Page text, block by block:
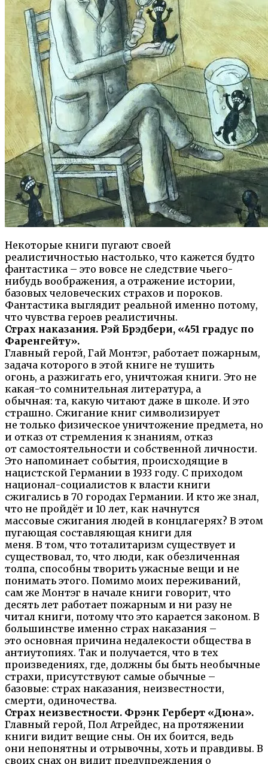
Некоторые книги пугают своей
реалистичностью настолько, что кажется будто
фантастика – это вовсе не следствие чьего-
нибудь воображения, а отражение истории,
базовых человеческих страхов и пороков.
Фантастика выглядит реальной именно потому,
что чувства героев реалистичны.
Страх наказания. Рэй Брэдбери, «451 градус по
Фаренгейту».
Главный герой, Гай Монтэг, работает пожарным,
задача которого в этой книге не тушить
огонь, а разжигать его, уничтожая книги. Это не
какая-то сомнительная литература, а
обычная: та, какую читают даже в школе. И это
страшно. Сжигание книг символизирует
не только физическое уничтожение предмета, но
и отказ от стремления к знаниям, отказ
от самостоятельности и собственной личности.
Это напоминает события, происходящие в
нацистской Германии в 1933 году. С приходом
национал-социалистов к власти книги
сжигались в 70 городах Германии. И кто же знал,
что не пройдёт и 10 лет, как начнутся
массовые сжигания людей в концлагерях? В этом
пугающая составляющая книги для
меня. В том, что тоталитаризм существует и
существовал, то, что люди, как обезличенная
толпа, способны творить ужасные вещи и не
понимать этого. Помимо моих переживаний,
сам же Монтэг в начале книги говорит, что
десять лет работает пожарным и ни разу не
читал книги, потому что это карается законом. В
большинстве именно страх наказания –
это основная причина недалекости общества в
антиутопиях. Так и получается, что в тех
произведениях, где, должны бы быть необычные
страхи, присутствуют самые обычные –
базовые: страх наказания, неизвестности,
смерти, одиночества.
Страх неизвестности. Фрэнк Герберт «Дюна».
Главный герой, Пол Атрейдес, на протяжении
книги видит вещие сны. Он их боится, ведь
они непонятны и отрывочны, хоть и правдивы. В
своих снах он видит предупреждения о